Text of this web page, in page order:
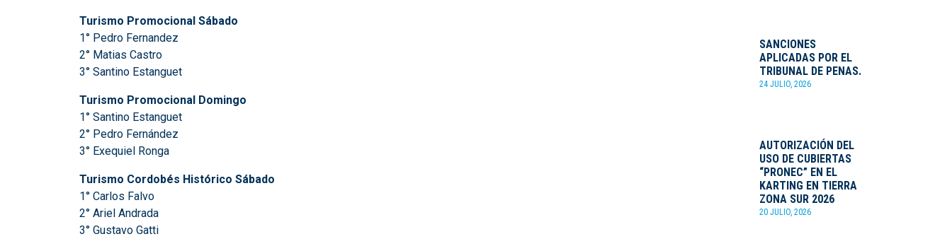
Turismo Promocional Sábado
1° Pedro Fernandez
2° Matias Castro
3° Santino Estanguet
Turismo Promocional Domingo
1° Santino Estanguet
2° Pedro Fernández
3° Exequiel Ronga
Turismo Cordobés Histórico Sábado
1° Carlos Falvo
2° Ariel Andrada
3° Gustavo Gatti
SANCIONES
APLICADAS POR EL
TRIBUNAL DE PENAS.
24 JULIO, 2026
AUTORIZACIÓN DEL
USO DE CUBIERTAS
“PRONEC” EN EL
KARTING EN TIERRA
ZONA SUR 2026
20 JULIO, 2026